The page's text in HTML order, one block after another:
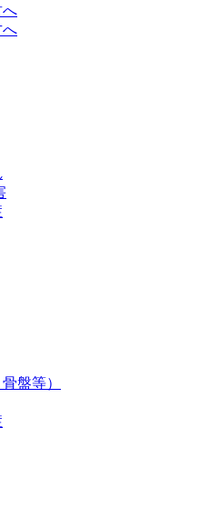
へ
へ
盤等）